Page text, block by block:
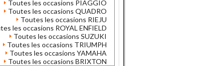
Toutes les occasions PIAGGIO
Toutes les occasions QUADRO
Toutes les occasions RIEJU
les occasions ROYAL ENFIELD
Toutes les occasions SUZUKI
Toutes les occasions TRIUMPH
Toutes les occasions YAMAHA
Toutes les occasions BRIXTON